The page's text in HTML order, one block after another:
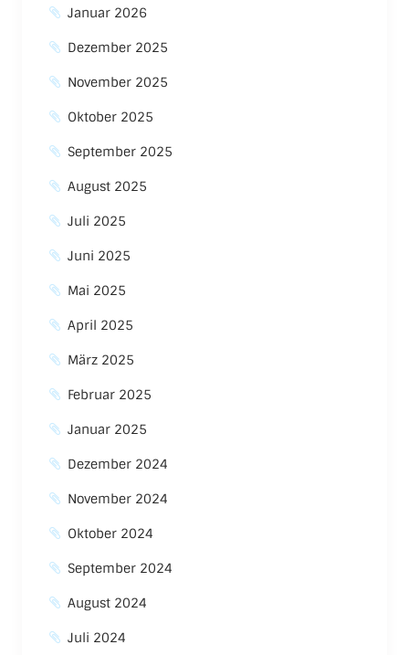
Januar 2026
Dezember 2025
November 2025
Oktober 2025
September 2025
August 2025
Juli 2025
Juni 2025
Mai 2025
April 2025
März 2025
Februar 2025
Januar 2025
Dezember 2024
November 2024
Oktober 2024
September 2024
August 2024
Juli 2024